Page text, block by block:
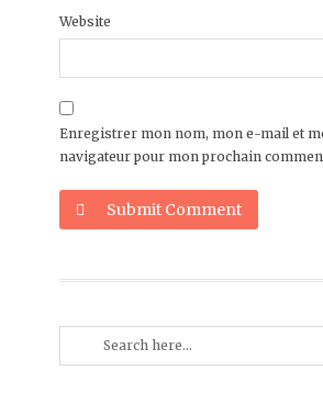
Website
Enregistrer mon nom, mon e-mail et
navigateur pour mon prochain
Submit Comment